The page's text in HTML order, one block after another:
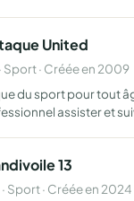
United
Sport · Créée en 2009
du sport pour tout
assister et
13
Sport · Créée en 2024